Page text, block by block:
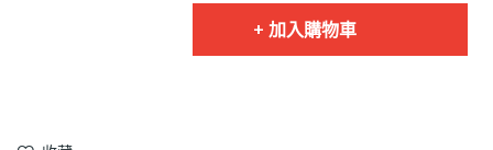
加入購物車